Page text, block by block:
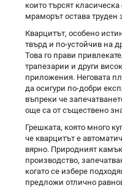
които търсят
мраморът остава труден
Кварцитът, особено
твърд и по-устойчив на
Това го прави
трапезарии и други
приложения. Неговата
да осигури по-добри
въпреки че
още са от съществено
Грешката, която много
че кварцитът е
вярно. Природният
производство,
когато се избере
предложи отлично